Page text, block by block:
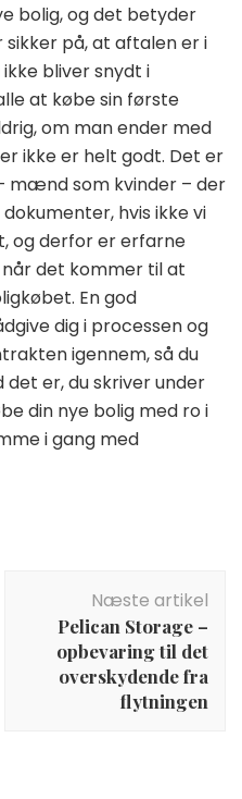
bolig, og det betyder
på, at aftalen er i
bliver snydt i
at købe sin første
om man ender med
ikke er helt godt. Det er
mænd som kvinder – der
hvis ikke vi
og derfor er erfarne
det kommer til at
En god
dig i processen og
igennem, så du
er, du skriver under
din nye bolig med ro i
i gang med
Næste artikel
Pelican Storage –
opbevaring til det
overskydende fra
flytningen